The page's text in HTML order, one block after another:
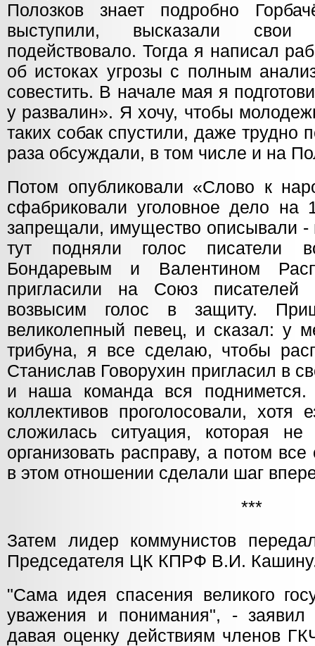
Полозков знает подробно
выступили, высказали
подействовало. Тогда я написал
об истоках угрозы с полным
совестить. В начале мая я
у развалин». Я хочу, чтобы
таких собак спустили, даже трудно
раза обсуждали, в том числе и на
Потом опубликовали «Слово к
сфабриковали уголовное дело на
запрещали, имущество описывали
тут подняли голос
Бондаревым и Валентином
пригласили на Союз
возвысим голос в защиту.
великолепный певец, и сказал: у
трибуна, я все сделаю, чтобы
Станислав Говорухин пригласил в
и наша команда вся
коллективов проголосовали,
сложилась ситуация, которая
организовать расправу, а потом
в этом отношении сделали шаг
***
Затем лидер коммунистов
Председателя ЦК КПРФ В.И.
"Сама идея спасения великого
уважения и понимания", - заявил
давая оценку действиям членов